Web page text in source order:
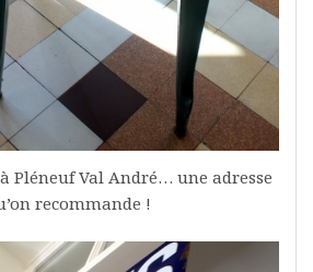
Pléneuf Val André… une adresse
recommande !